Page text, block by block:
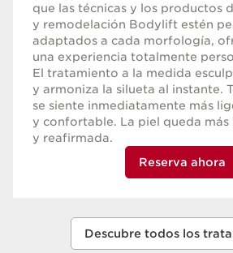
que las técnicas y los productos
y remodelación Bodylift estén
adaptados a cada morfología,
una experiencia totalmente
El tratamiento a la medida
y armoniza la silueta al instante.
se siente inmediatamente más
y confortable. La piel queda más
y reafirmada.
Reserva ahora
Descubre todos los